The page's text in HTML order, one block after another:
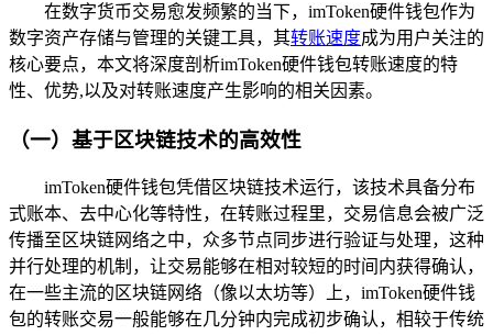
在数字货币交易愈发频繁的当下，imToken硬件钱包作为
数字资产存储与管理的关键工具，其转账速度成为用户关注的
核心要点，本文将深度剖析imToken硬件钱包转账速度的特
性、优势,以及对转账速度产生影响的相关因素。
（一）基于区块链技术的高效性
imToken硬件钱包凭借区块链技术运行，该技术具备分布
式账本、去中心化等特性，在转账过程里，交易信息会被广泛
传播至区块链网络之中，众多节点同步进行验证与处理，这种
并行处理的机制，让交易能够在相对较短的时间内获得确认，
在一些主流的区块链网络（像以太坊等）上，imToken硬件钱
包的转账交易一般能够在几分钟内完成初步确认，相较于传统